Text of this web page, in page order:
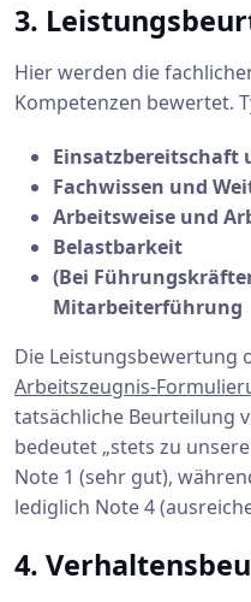
3.
Hier werden die
Kompetenzen bewertet.
Einsatzbereitschaft
Fachwissen und
Arbeitsweise und
Belastbarkeit
(Bei
Mitarbeiterführung
Die Leistungsbewertung
Arbeitszeugnis-
tatsächliche Beurteilung
bedeutet „stets zu
Note 1 (sehr gut),
lediglich Note 4
4.